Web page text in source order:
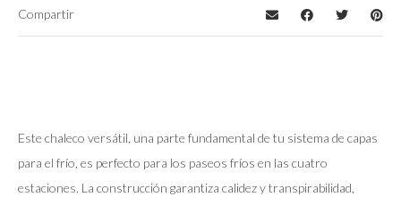
Compartir
Este chaleco versátil, una parte fundamental de tu sistema de capas
para el frío, es perfecto para los paseos fríos en las cuatro
estaciones. La construcción garantiza calidez y transpirabilidad,